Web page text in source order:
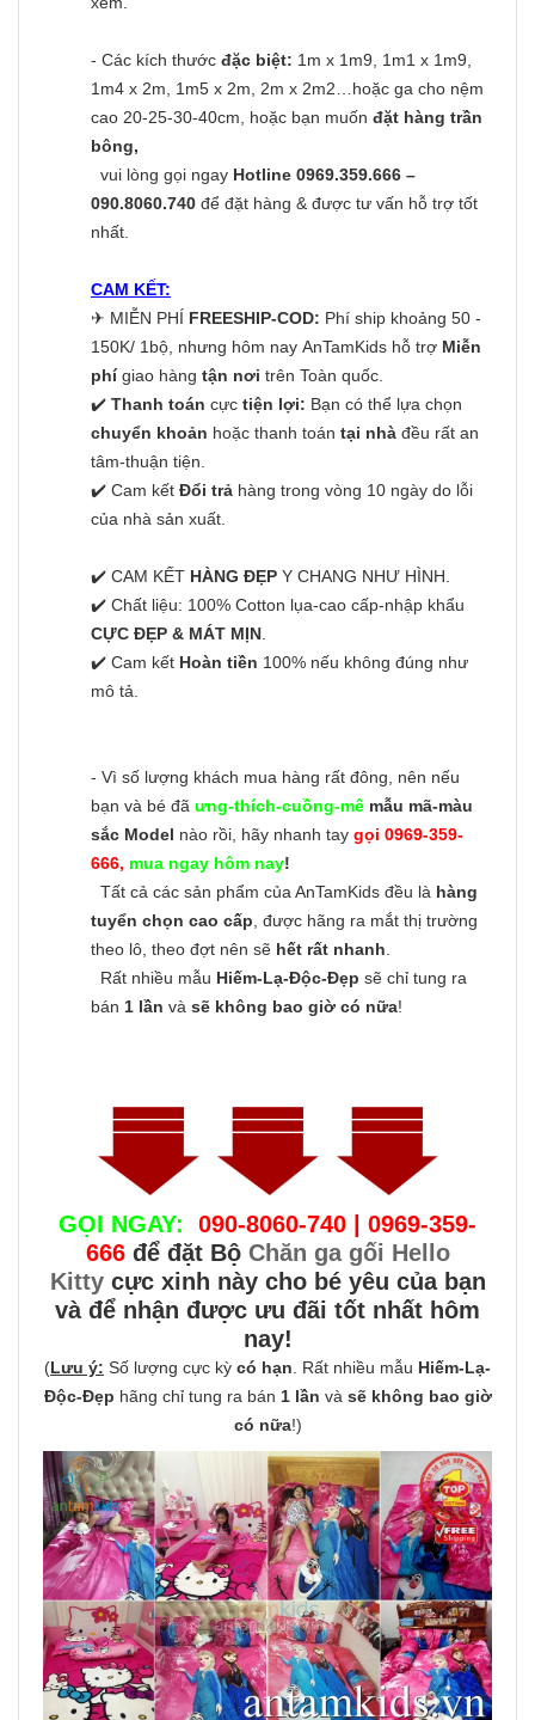
- Các kích thước đặc biệt: 1m x 1m9, 1m1 x 1m9,
1m4 x 2m, 1m5 x 2m, 2m x 2m2…hoặc ga cho nệm
cao 20-25-30-40cm, hoặc bạn muốn đặt hàng trần
bông,
vui lòng gọi ngay Hotline 0969.359.666 –
090.8060.740 để đặt hàng & được tư vấn hỗ trợ tốt
nhất.
CAM KẾT:
✈ MIỄN PHÍ FREESHIP-COD: Phí ship khoảng 50 -
150K/ 1bộ, nhưng hôm nay AnTamKids hỗ trợ Miễn
phígiao hàng tận nơi trên Toàn quốc.
✔️ Thanh toán cực tiện lợi: Bạn có thể lựa chọn
chuyển khoản hoặc thanh toán tại nhà đều rất an
tâm-thuận tiện.
✔️ Cam kết Đổi trả hàng trong vòng 10 ngày do lỗi
của nhà sản xuất.
✔️ CAM KẾT HÀNG ĐẸP Y CHANG NHƯ HÌNH.
✔️ Chất liệu: 100% Cotton lụa-cao cấp-nhập khẩu
CỰC ĐẸP & MÁT MỊN
✔️ Cam kết Hoàn tiền 100% nếu không đúng như
mô tả.
- Vì số lượng khách mua hàng rất đông, nên nếu
bạn và bé đã ưng-thích-cuồng-mê mẫu mã-màu
sắc Model nào rồi, hãy nhanh tay gọi 0969-359-
666, mua ngay hôm nay!
Tất cả các sản phẩm của AnTamKids đều là hàng
tuyển chọn cao cấp , được hãng ra mắt thị trường
theo lô, theo đợt nên sẽ hết rất nhanh
Rất nhiều mẫu Hiếm-Lạ-Độc-Đẹp sẽ chỉ tung ra
bán 1 lần và sẽ không bao giờ có nữa!
GỌI NGAY:
090-8060-740 | 0969-359-
666 để đặt Bộ Chăn ga gối Hello
Kittycực xinh này cho bé yêu của bạn
và để nhận được ưu đãi tốt nhất hôm
nay!
(Lưu ý: Số lượng cực kỳ có hạn . Rất nhiều mẫu Hiếm-Lạ-
Độc-Đẹp hãng chỉ tung ra bán 1 lần và sẽ không bao giờ
có nữa!)